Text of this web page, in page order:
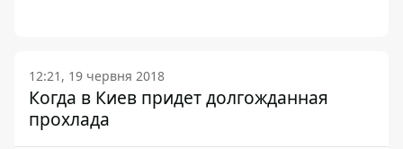
12:21, 19 червня 2018
Когда в Киев придет долгожданная
прохлада